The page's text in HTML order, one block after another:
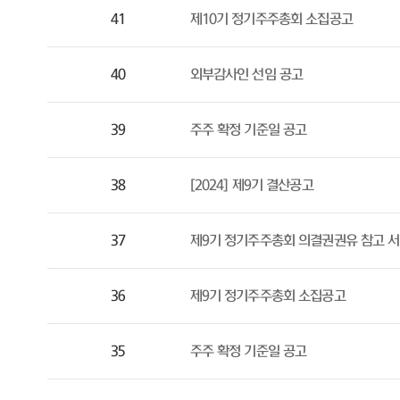
41 제10기 정기주주총회 소집공고
40 외부감사인 선임 공고
39 주주 확정 기준일 공고
38 [2024] 제9기 결산공고
37 제9기 정기주주총회 의결권권유 참고
36 제9기 정기주주총회 소집공고
35 주주 확정 기준일 공고